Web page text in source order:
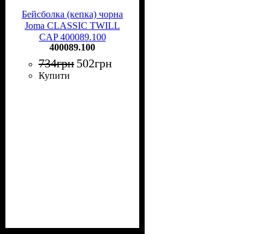
Бейсболка (кепка) чорна
Joma CLASSIC TWILL
CAP 400089.100
400089.100
734грн 502грн
Купити